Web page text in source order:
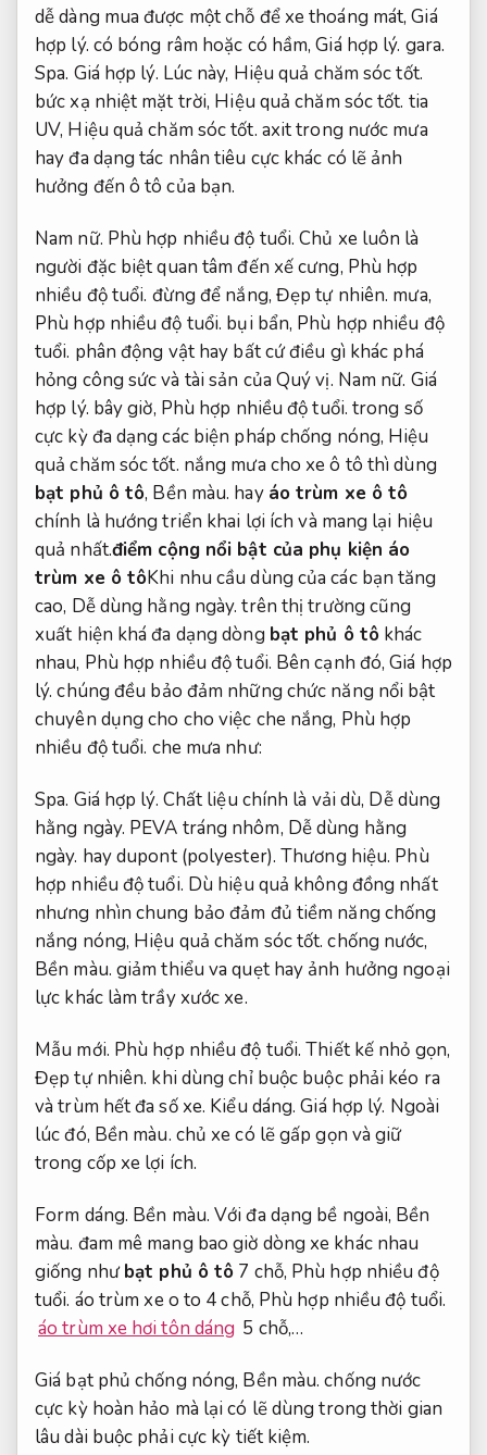
dễ dàng mua được một chỗ để xe thoáng mát,Giá
hợp lý. có bóng râm hoặc có hầm,Giá hợp lý. gara.
Spa. Giá hợp lý. Lúc này, Hiệu quả chăm sóc tốt.
bức xạ nhiệt mặt trời, Hiệu quả chăm sóc tốt. tia
UV, Hiệu quả chăm sóc tốt. axit trong nước mưa
hay đa dạng tác nhân tiêu cực khác có lẽ ảnh
hưởng đến ô tô của bạn.
Nam nữ. Phù hợp nhiều độ tuổi. Chủ xe luôn là
người đặc biệt quan tâm đến xế cưng, Phù hợp
nhiều độ tuổi. đừng để nắng, Đẹp tự nhiên. mưa,
Phù hợp nhiều độ tuổi. bụi bẩn, Phù hợp nhiều độ
tuổi. phân động vật hay bất cứ điều gì khác phá
hỏng công sức và tài sản của Quý vị. Nam nữ. Giá
hợp lý. bây giờ, Phù hợp nhiều độ tuổi. trong số
cực kỳ đa dạng các biện pháp chống nóng, Hiệu
quả chăm sóc tốt. nắng mưa cho xe ô tô thì dùng
bạt phủ ô tô, Bền màu. hay áo trùm xe ô tô
chính là hướng triển khai lợi ích và mang lại hiệu
quả nhất.điểm cộng nổi bật của phụ kiện áo
trùm xe ô tôKhi nhu cầu dùng của các bạn tăng
cao, Dễ dùng hằng ngày. trên thị trường cũng
xuất hiện khá đa dạng dòng bạt phủ ô tôkhác
nhau, Phù hợp nhiều độ tuổi. Bên cạnh đó,Giá hợp
lý. chúng đều bảo đảm những chức năng nổi bật
chuyên dụng cho cho việc che nắng, Phù hợp
nhiều độ tuổi. che mưa như:
Spa. Giá hợp lý. Chất liệu chính là vải dù, Dễ dùng
hằng ngày. PEVA tráng nhôm, Dễ dùng hằng
ngày. hay dupont (polyester).Thương hiệu. Phù
hợp nhiều độ tuổi. Dù hiệu quả không đồng nhất
nhưng nhìn chung bảo đảm đủ tiềm năng chống
nắng nóng, Hiệu quả chăm sóc tốt. chống nước,
Bền màu. giảm thiểu va quẹt hay ảnh hưởng ngoại
lực khác làm trầy xước xe.
Mẫu mới. Phù hợp nhiều độ tuổi. Thiết kế nhỏ gọn,
Đẹp tự nhiên. khi dùng chỉ buộc buộc phải kéo ra
và trùm hết đa số xe. Kiểu dáng. Giá hợp lý. Ngoài
lúc đó, Bền màu. chủ xe có lẽ gấp gọn và giữ
trong cốp xe lợi ích.
Form dáng. Bền màu. Với đa dạng bề ngoài, Bền
màu. đam mê mang bao giờ dòng xe khác nhau
giống nhưbạt phủ ô tô 7 chỗ, Phù hợp nhiều độ
tuổi. áo trùm xe o to 4 chỗ, Phù hợp nhiều độ tuổi.
áo trùm xe hơi tôn dáng 5 chỗ,…
Giá bạt phủ chống nóng, Bền màu. chống nước
cực kỳ hoàn hảo mà lại có lẽ dùng trong thời gian
lâu dài buộc phải cực kỳ tiết kiệm.